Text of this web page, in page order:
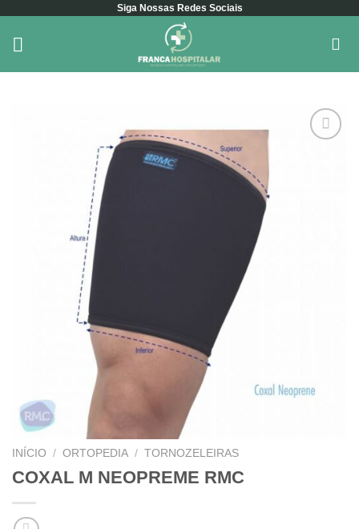
content
Siga Nossas Redes Sociais
INÍCIO / ORTOPEDIA / TORNOZELEIRAS
COXAL M NEOPREME RMC